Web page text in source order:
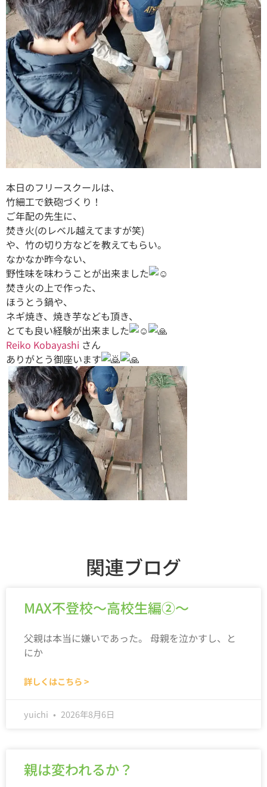
本日のフリースクールは、
竹細工で鉄砲づくり！
ご年配の先生に、
焚き火(のレベル越えてますが笑)
や、竹の切り方などを教えてもらい。
なかなか昨今ない、
野性味を味わうことが出来ました
焚き火の上で作った、
ほうとう鍋や、
ネギ焼き、焼き芋なども頂き、
とても良い経験が出来ました
Reiko Kobayashi さん
ありがとう御座います
関連ブログ
MAX不登校～高校生編②～
父親は本当に嫌いであった。 母親を泣かすし、と
にか
詳しくはこちら >
yuichi 2026年8月6日
親は変われるか？